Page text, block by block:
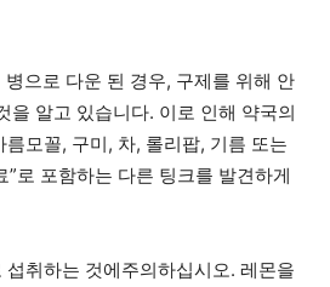
으로 다운 된 경우, 구제를 위해 안
을 알고 있습니다. 이로 인해 약국의
모꼴, 구미, 차, 롤리팝, 기름 또는
”로 포함하는 다른 팅크를 발견하게
취하는 것에주의하십시오. 레몬을